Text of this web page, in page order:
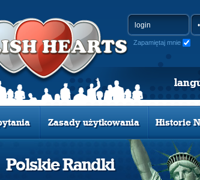
Zapamiętaj mnie
Zasady użytkowania Historie
Polskie Randki